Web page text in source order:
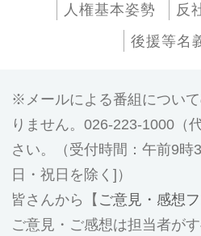
人権基本姿勢
反
後援等名
メールによる番組につい
りません。026-223-1000（
さい。（受付時間：午前9時
日・祝日を除く]）
皆さんから【 ご意見・感想
ご意見・ご感想は担当者が